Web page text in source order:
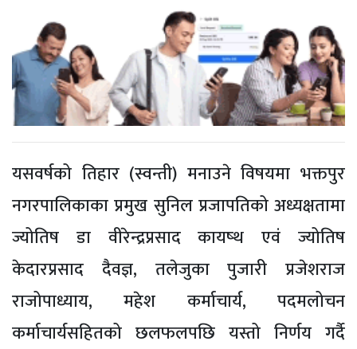
यसवर्षको तिहार (स्वन्ती) मनाउने विषयमा भक्तपुर
नगरपालिकाका प्रमुख सुनिल प्रजापतिको अध्यक्षतामा
ज्योतिष डा वीरेन्द्रप्रसाद कायष्थ एवं ज्योतिष
केदारप्रसाद दैवज्ञ, तलेजुका पुजारी प्रजेशराज
राजोपाध्याय, महेश कर्माचार्य, पदमलोचन
कर्माचार्यसहितको छलफलपछि यस्तो निर्णय गर्दै